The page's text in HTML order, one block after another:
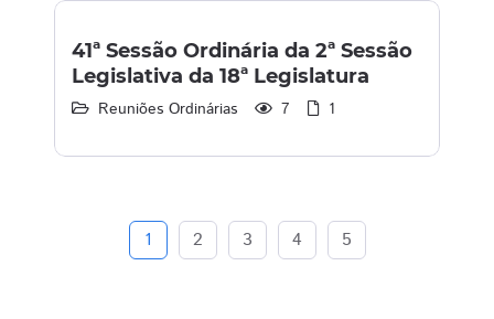
41ª Sessão Ordinária da 2ª Sessão
Legislativa da 18ª Legislatura
Reuniões Ordinárias 7 1
1 2 3 4 5